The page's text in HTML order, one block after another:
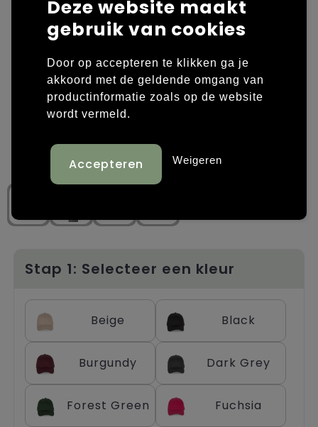
Laptop hoezen en tassen
Overige tassen
Papieren tassen
Reistassen
Schoudertassen
Trolleys
Overige kleding
Polo's
Sweaters bedrukken
Vesten bedrukken
Stap 1: Selecteer een kleur
Beige Black
Burgundy Dark Grey
Forest Green Fuchsia
Deze website maakt
gebruik van cookies
Door op accepteren te klikken ga je
akkoord met de geldende omgang van
productinformatie zoals op de website
wordt vermeld.
Weigeren